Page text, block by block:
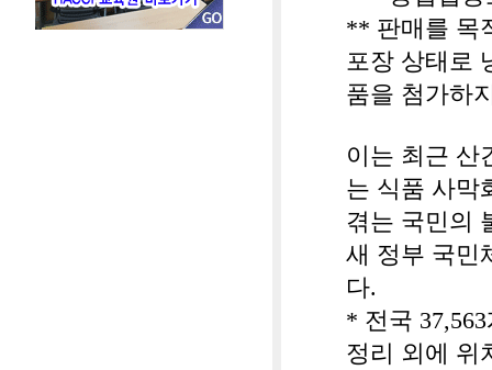
** 판매를 목
포장 상태로
품을 첨가하
이는 최근 산
는 식품 사막
겪는 국민의
새 정부 국민
다.
* 전국 37,563
정리 외에 위